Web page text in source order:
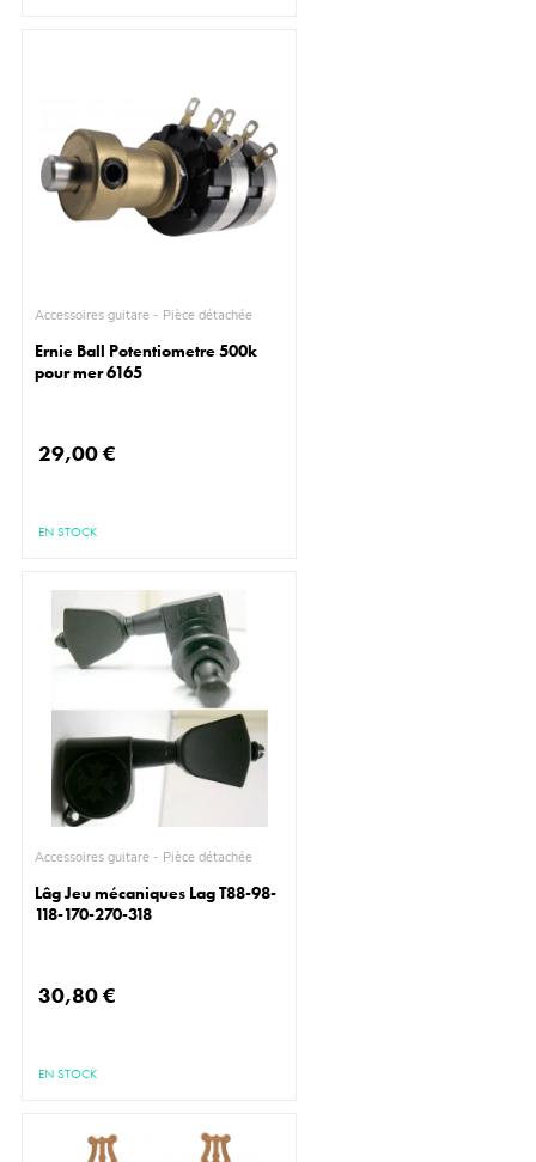
Accessoires guitare - Pièce détachée
Ernie Ball Potentiometre 500k
pour mer 6165
29,00 €
EN STOCK
Accessoires guitare - Pièce détachée
Lâg Jeu mécaniques Lag T88-98-
118-170-270-318
30,80 €
EN STOCK